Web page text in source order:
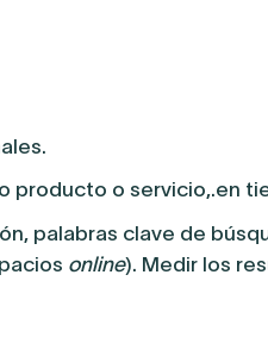
producto o servicio,.en
palabras clave de
online). Medir los